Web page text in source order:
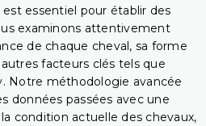
essentiel pour établir des
examinons attentivement
de chaque cheval, sa forme
facteurs clés tels que
Notre méthodologie avancée
données passées avec une
condition actuelle des chevaux,